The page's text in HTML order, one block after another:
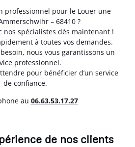
professionnel pour le Louer une
– 68410 ?
nos spécialistes dès maintenant !
à toutes vos demandes.
nous vous garantissons un
professionnel.
pour bénéficier d’un service
de confiance.
au 06.63.53.17.27
de nos clients